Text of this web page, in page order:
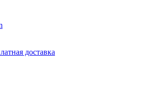
доставка